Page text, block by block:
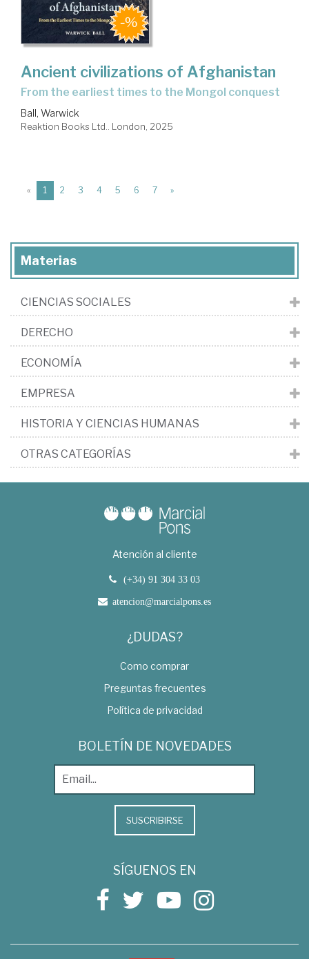
Ancient civilizations of Afghanistan
from the earliest times to the Mongol conquest
Ball, Warwick
Reaktion Books Ltd.. London, 2025
« 1 (current)
2 3 4 5 6 7 »
Materias
CIENCIAS SOCIALES
DERECHO
ECONOMÍA
EMPRESA
HISTORIA Y CIENCIAS HUMANAS
OTRAS CATEGORÍAS
Atención al cliente
(+34) 91 304 33 03
atencion@marcialpons.es
¿DUDAS?
Como comprar
Preguntas frecuentes
Política de privacidad
BOLETÍN DE NOVEDADES
SUSCRIBIRSE
SÍGUENOS EN